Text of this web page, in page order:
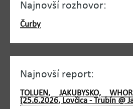
Najnovší rozhovor:
Čurby
Najnovší report:
TOLUEN, JAKUBYSKO,
(25.6.2026, Lovčica - Trubín @